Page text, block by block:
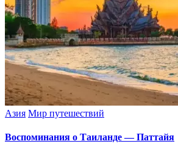
Азия Мир путешествий
Воспоминания о Таиланде — Паттайя